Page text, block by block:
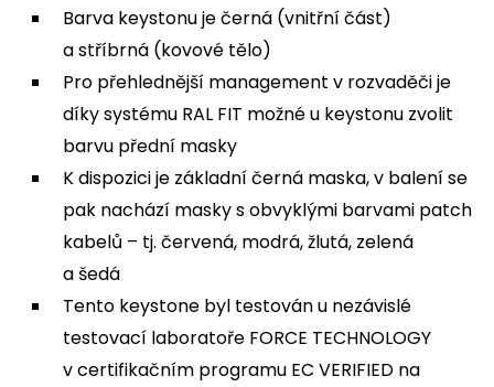
Barva keystonu je černá (vnitřní část)
a stříbrná (kovové tělo)
Pro přehlednější management v rozvaděči je
díky systému RAL FIT možné u keystonu zvolit
barvu přední masky
K dispozici je základní černá maska, v balení se
pak nachází masky s obvyklými barvami patch
kabelů – tj. červená, modrá, žlutá, zelená
a šedá
Tento keystone byl testován u nezávislé
testovací laboratoře FORCE TECHNOLOGY
v certifikačním programu EC VERIFIED na